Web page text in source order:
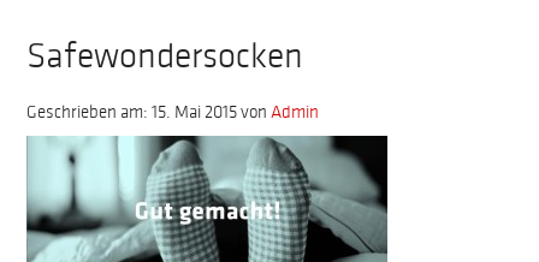
Safewondersocken
Geschrieben am: 15. Mai 2015 von Admin